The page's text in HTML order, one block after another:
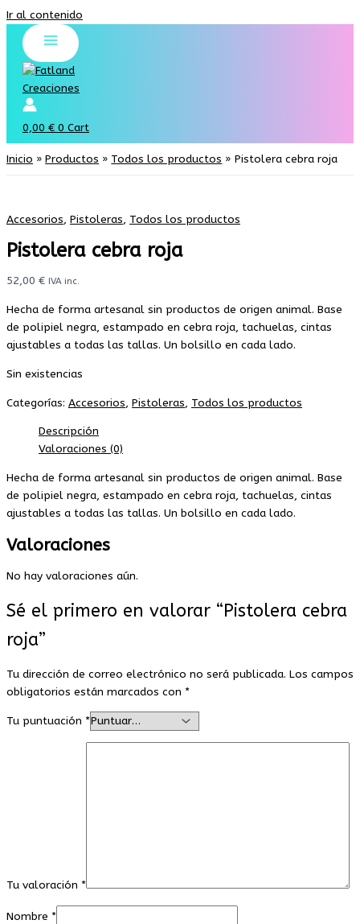
Ir al contenido
0,00 € 0 Cart
Inicio Productos Todos los productos Pistolera cebra roja
Accesorios, Pistoleras, Todos los productos
Pistolera cebra roja
52,00 € IVA inc.
Hecha de forma artesanal sin productos de origen animal. Base
de polipiel negra, estampado en cebra roja, tachuelas, cintas
ajustables a todas las tallas. Un bolsillo en cada lado.
Sin existencias
Categorías: Accesorios, Pistoleras, Todos los productos
Descripción
Valoraciones (0)
Hecha de forma artesanal sin productos de origen animal. Base
de polipiel negra, estampado en cebra roja, tachuelas, cintas
ajustables a todas las tallas. Un bolsillo en cada lado.
Valoraciones
No hay valoraciones aún.
Sé el primero en valorar “Pistolera cebra
roja”
Tu dirección de correo electrónico no será publicada. Los campos
obligatorios están marcados con *
Tu puntuación *
Tu valoración *
Nombre *